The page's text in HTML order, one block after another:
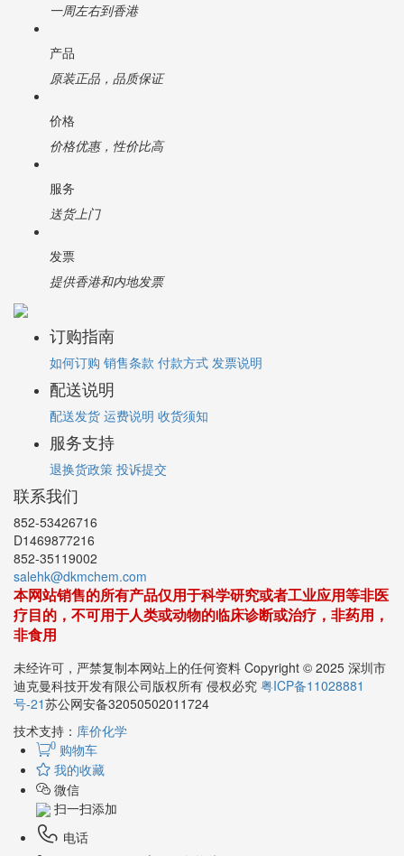
一周左右到香港
产品
原装正品，品质保证
价格
价格优惠，性价比高
服务
送货上门
发票
提供香港和内地发票
订购指南
如何订购 销售条款 付款方式 发票说明
配送说明
配送发货 运费说明 收货须知
服务支持
退换货政策 投诉提交
联系我们
852-53426716
D1469877216
852-35119002
salehk@dkmchem.com
本网站销售的所有产品仅用于科学研究或者工业应用等非医
疗目的，不可用于人类或动物的临床诊断或治疗，非药用，
非食用
未经许可，严禁复制本网站上的任何资料 Copyright © 2025 深圳市
迪克曼科技开发有限公司版权所有 侵权必究 粤ICP备11028881
号-21苏公网安备32050502011724
技术支持： 库价化学
0 购物车
我的收藏
微信
扫一扫添加
电话